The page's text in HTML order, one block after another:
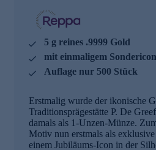
5 g reines .9999 Gold
mit einmaligem Sondericon
Auflage nur 500 Stück
Erstmalig wurde der ikonische
Traditionsprägestätte P. De
damals als 1-Unzen-Münze.
Motiv nun erstmals als
einem Jubiläums-Icon in der